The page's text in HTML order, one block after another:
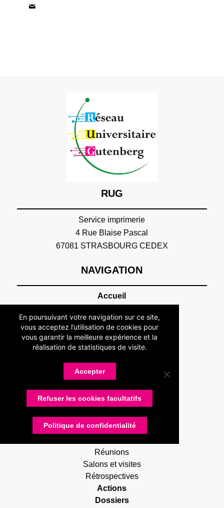
RUG
Service imprimerie
4 Rue Blaise Pascal
67081 STRASBOURG CEDEX
NAVIGATION
Accueil
Présentation
Devenir adhérent
Statuts
Partenaires
Nos partenaires
Devenir partenaire
Contactez-nous
Actualités
Réunions
Salons et visites
Rétrospectives
Actions
Dossiers
En poursuivant votre navigation sur ce site,
vous acceptez l’utilisation de cookies pour
vous garantir la meilleure expérience et la
réalisation de statistiques de visite.
Accepter
Refuser les cookies facultatifs
Politique de confidentialité